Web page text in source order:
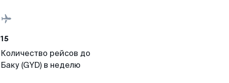
15
Количество рейсов до
Баку (GYD) в неделю